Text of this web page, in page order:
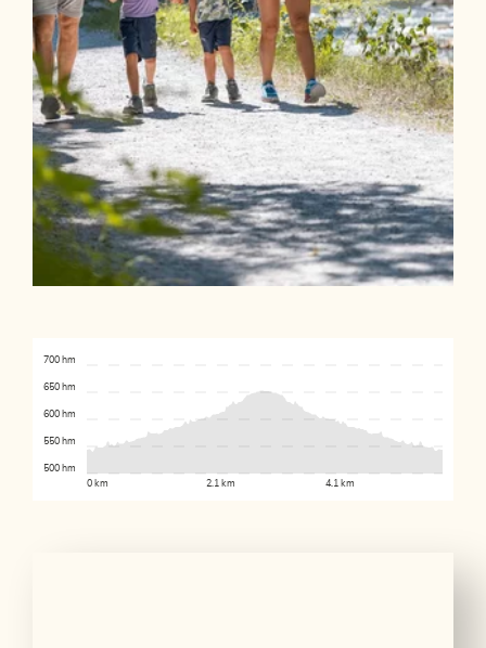
0 km 2.1 km 4.1 km
500 hm
550 hm
600 hm
650 hm
700 hm